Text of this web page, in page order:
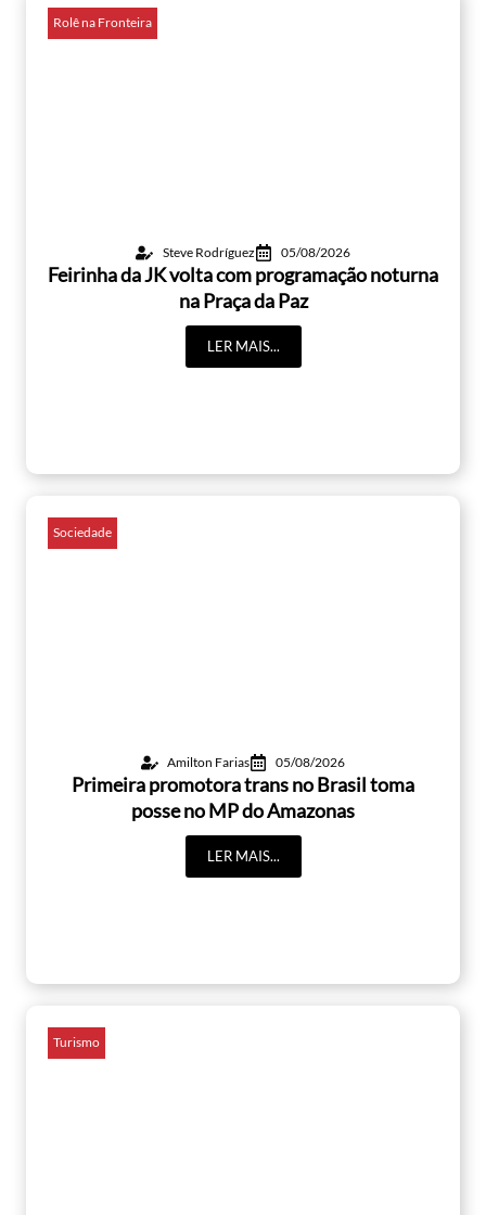
Rolê na Fronteira
Steve Rodríguez 05/08/2026
Feirinha da JK volta com programação noturna
na Praça da Paz
LER MAIS...
Sociedade
Amilton Farias 05/08/2026
Primeira promotora trans no Brasil toma
posse no MP do Amazonas
LER MAIS...
Turismo